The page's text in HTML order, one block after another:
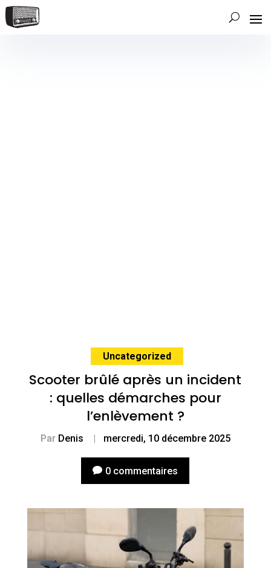
Uncategorized
Scooter brûlé après un incident
: quelles démarches pour
l’enlèvement ?
Par Denis | mercredi, 10 décembre 2025
0 commentaires